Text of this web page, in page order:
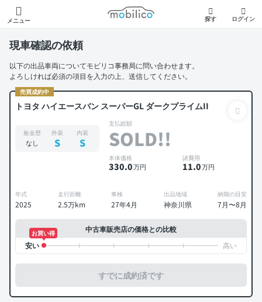
メニュー
モビリコ
探す ログイン
現車確認の依頼
以下の出品車両についてモビリコ事務局に問い合わせます。
よろしければ必須の項目を入力の上、送信してください。
売買成約中
トヨタ ハイエースバン スーパーGL ダークプライムII
板金歴
なし
外装
S
内装
S
支払総額
SOLD!!
本体価格
330.0万円
諸費用
11.0万円
年式
2025
走行距離
2.5万km
車検
27年4月
出品地域
神奈川県
納期の目安
7月〜8月
中古車販売店の価格との比較
お買い得
すでに成約済です